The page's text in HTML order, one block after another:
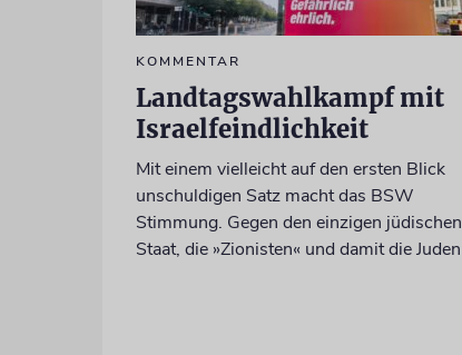
KOMMENTAR
Landtagswahlkampf mit
Israelfeindlichkeit
Mit einem vielleicht auf den ersten Blick
unschuldigen Satz macht das BSW
Stimmung. Gegen den einzigen jüdischen
Staat, die »Zionisten« und damit die Juden